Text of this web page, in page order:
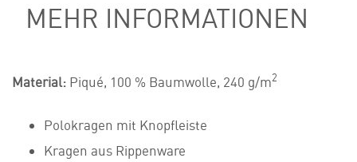
MEHR INFORMATIONEN
Material: Piqué, 100 % Baumwolle, 240 g/m2
Polokragen mit Knopfleiste
Kragen aus Rippenware